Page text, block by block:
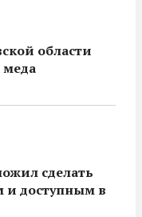
области
меда
сделать
и доступным в